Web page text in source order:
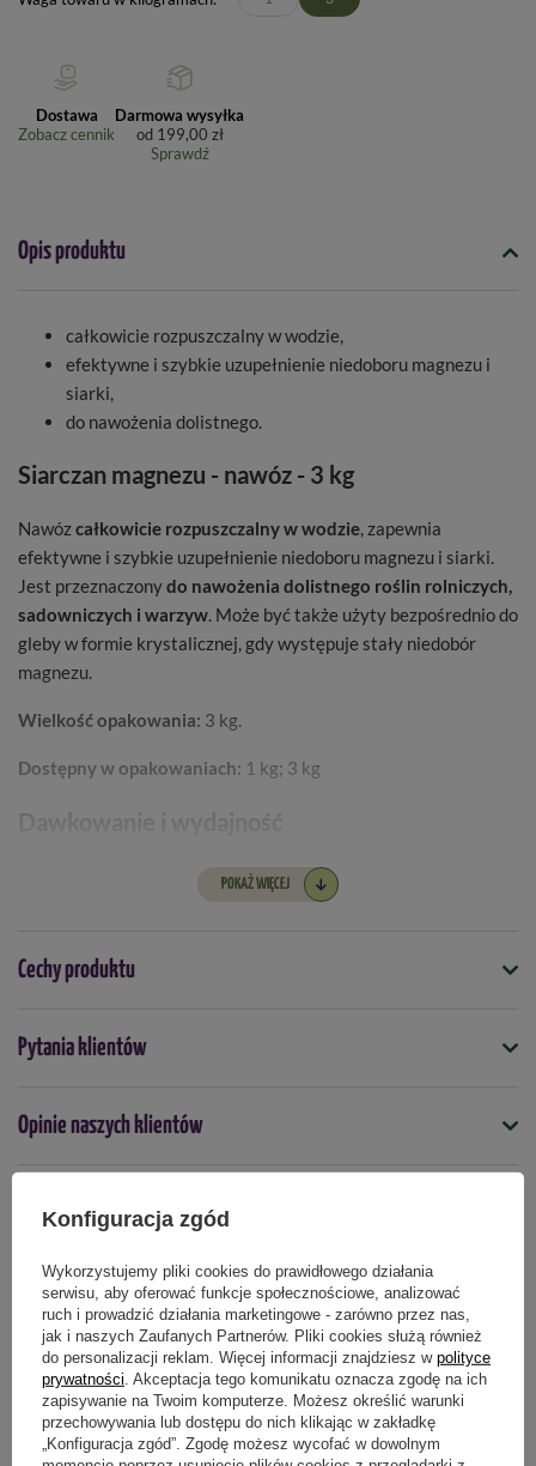
Dostawa
Zobacz cennik
Darmowa wysyłka
od 199,00 zł
Sprawdź
Opis produktu
całkowicie rozpuszczalny w wodzie,
efektywne i szybkie uzupełnienie niedoboru magnezu i
siarki,
do nawożenia dolistnego.
Siarczan magnezu - nawóz - 3 kg
Nawózcałkowicie rozpuszczalny w wodzie, zapewnia
efektywne i szybkie uzupełnienie niedoboru magnezu i siarki.
Jest przeznaczonydo nawożenia dolistnego roślin rolniczych,
sadowniczych i warzyw. Może być także użyty bezpośrednio do
gleby w formie krystalicznej, gdy występuje stały niedobór
magnezu.
Wielkość opakowania: 3 kg.
Dostępny w opakowaniach: 1 kg; 3 kg
Opakowanie 3 kg wystarcza maksymalnie na 6666 m
Skład nawozu
siarka (S).
POKAŻ WIĘCEJ
Cechy produktu
Symbol
5907102009984
kwiecień maj czerwiec
granulki
mineralny
Podmiot odpowiedzialny za ten produkt na terenie UE Więcej
Pytania klientów
Opinie naszych klientów
Konfiguracja zgód
Wykorzystujemy pliki cookies do prawidłowego działania
serwisu, aby oferować funkcje społecznościowe, analizować
ruch i prowadzić działania marketingowe - zarówno przez nas,
jak i naszych Zaufanych Partnerów. Pliki cookies służą również
do personalizacji reklam. Więcej informacji znajdziesz w polityce
prywatności . Akceptacja tego komunikatu oznacza zgodę na ich
zapisywanie na Twoim komputerze. Możesz określić warunki
przechowywania lub dostępu do nich klikając w zakładkę
„Konfiguracja zgód”. Zgodę możesz wycofać w dowolnym